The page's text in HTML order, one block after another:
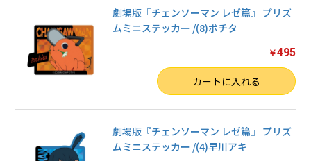
劇場版『チェンソーマン レゼ篇』 プリズ
ムミニステッカー /(8)ポチタ
￥495
カートに入れる
劇場版『チェンソーマン レゼ篇』 プリズ
ムミニステッカー /(4)早川アキ